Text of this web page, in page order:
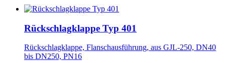
Rückschlagklappe Typ 401
Rückschlagklappe, Flanschausführung, aus GJL-250, DN40
bis DN250, PN16